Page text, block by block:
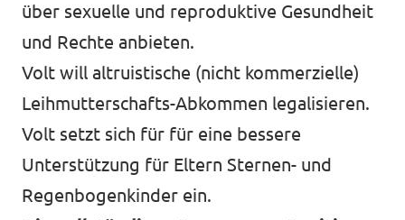
über sexuelle und reproduktive Gesundheit
und Rechte anbieten.
Volt will altruistische (nicht kommerzielle)
Leihmutterschafts-Abkommen legalisieren.
Volt setzt sich für für eine bessere
Unterstützung für Eltern Sternen- und
Regenbogenkinder ein.